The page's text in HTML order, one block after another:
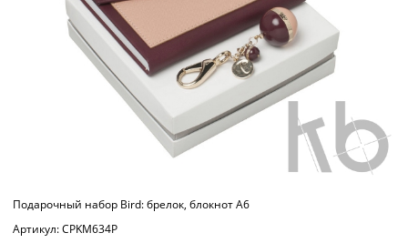
Подарочный набор Bird: брелок, блокнот A6
Артикул: CPKM634P